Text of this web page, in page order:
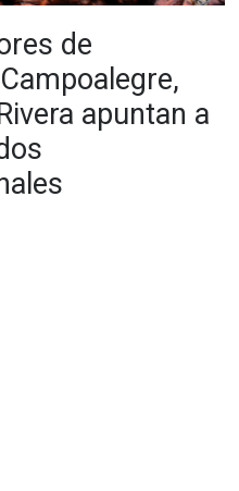
de
apuntan a